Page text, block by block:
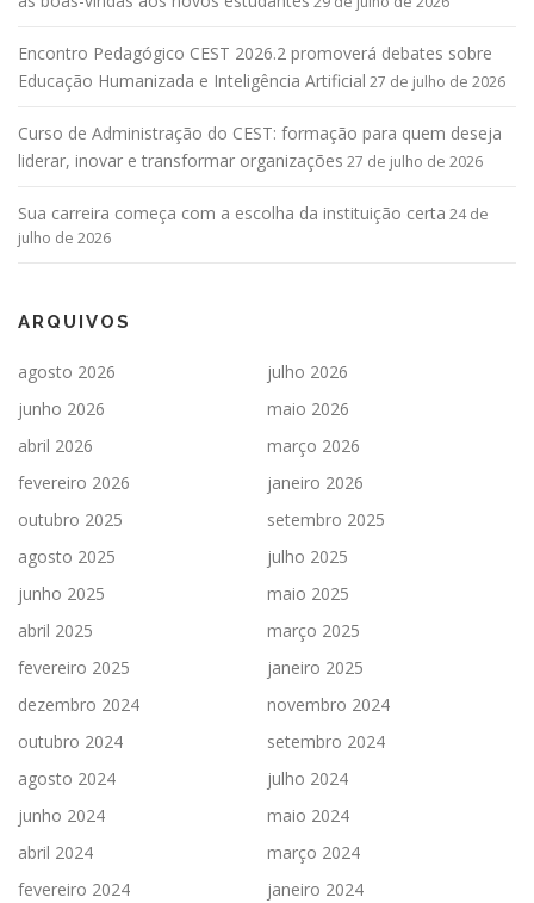
Encontro Pedagógico CEST 2026.2 promoverá debates sobre
Educação Humanizada e Inteligência Artificial 27 de julho de 2026
Curso de Administração do CEST: formação para quem deseja
liderar, inovar e transformar organizações 27 de julho de 2026
Sua carreira começa com a escolha da instituição certa 24 de
julho de 2026
ARQUIVOS
agosto 2026
julho 2026
junho 2026
maio 2026
abril 2026
março 2026
fevereiro 2026
janeiro 2026
outubro 2025
setembro 2025
agosto 2025
julho 2025
junho 2025
maio 2025
abril 2025
março 2025
fevereiro 2025
janeiro 2025
dezembro 2024
novembro 2024
outubro 2024
setembro 2024
agosto 2024
julho 2024
junho 2024
maio 2024
abril 2024
março 2024
fevereiro 2024
janeiro 2024